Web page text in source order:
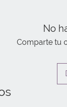
No
Comparte tu